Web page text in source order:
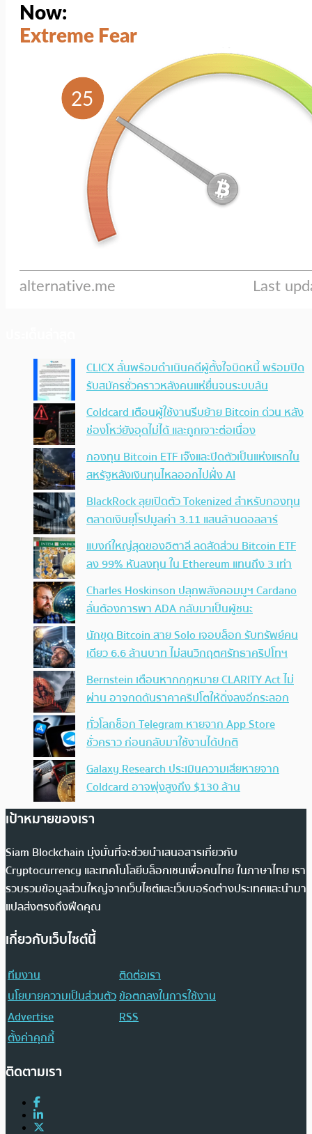
CLICX ลั่นพร้อมดำเนินคดีผู้ตั้งใจบิดหนี้ พร้อมปิด
รับสมัครชั่วคราวหลังคนแห่ยื่นจนระบบล้น
Coldcard เตือนผู้ใช้งานรีบย้าย Bitcoin ด่วน หลัง
ช่องโหว่ยังอุดไม่ได้ และถูกเจาะต่อเนื่อง
กองทุน Bitcoin ETF เจ๊งและปิดตัวเป็นแห่งแรกใน
สหรัฐหลังเงินทุนไหลออกไปฝั่ง AI
BlackRock ลุยเปิดตัว Tokenized สำหรับกองทุน
ตลาดเงินยุโรปมูลค่า 3.11 แสนล้านดอลลาร์
แบงก์ใหญ่สุดของอิตาลี ลดสัดส่วน Bitcoin ETF
ลง 99% หันลงทุน ใน Ethereum แทนถึง 3 เท่า
Charles Hoskinson ปลุกพลังคอมมูฯ Cardano
ลั่นต้องการพา ADA กลับมาเป็นผู้ชนะ
นักขุด Bitcoin สาย Solo เจอบล็อก รับทรัพย์คน
เดียว 6.6 ล้านบาท ไม่สนวิกฤตศรัทธาคริปโทฯ
Bernstein เตือนหากกฎหมาย CLARITY Act ไม่
ผ่าน อาจกดดันราคาคริปโตให้ดิ่งลงอีกระลอก
ทั่วโลกช็อก Telegram หายจาก App Store
ชั่วคราว ก่อนกลับมาใช้งานได้ปกติ
Galaxy Research ประเมินความเสียหายจาก
Coldcard อาจพุ่งสูงถึง $130 ล้าน
เป้าหมายของเรา
Siam Blockchain มุ่งมั่นที่จะช่วยนำเสนอสารเกี่ยวกับ
Cryptocurrency และเทคโนโลยีบล็อกเชนเพื่อคนไทย ในภาษาไทย เรา
รวบรวมข้อมูลส่วนใหญ่จากเว็บไซต์และเว็บบอร์ดต่างประเทศและนำมา
แปลส่งตรงถึงฟีดคุณ
เกี่ยวกับเว็บไซต์นี้
ทีมงาน
ติดต่อเรา
นโยบายความเป็นส่วนตัวข้อตกลงในการใช้งาน
Advertise
RSS
ตั้งค่าคุกกี้
ติดตามเรา